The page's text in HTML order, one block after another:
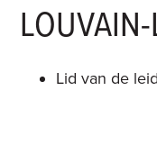
Lid van de